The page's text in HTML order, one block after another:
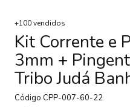
+100 vendidos
Kit Corrente e
3mm +
Tribo Judá
Código CPP-007-60-22